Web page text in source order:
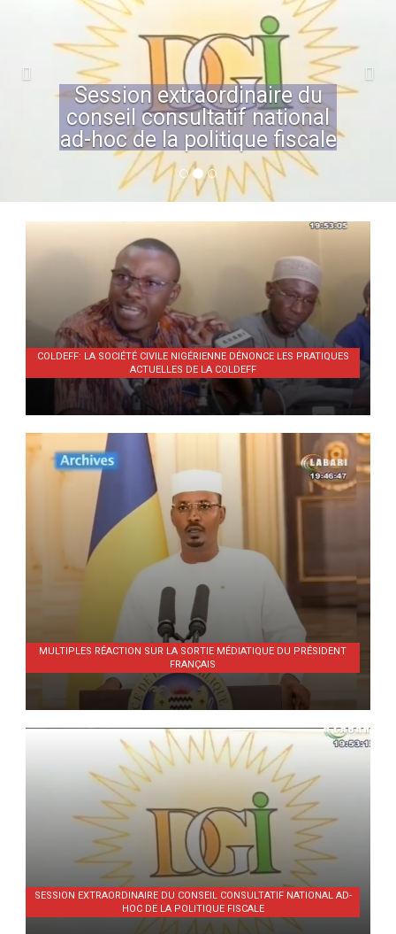
Session extraordinaire du
conseil consultatif national
ad-hoc de la politique fiscale
COLDEFF: LA SOCIÉTÉ CIVILE NIGÉRIENNE DÉNONCE LES PRATIQUES
ACTUELLES DE LA COLDEFF
MULTIPLES RÉACTION SUR LA SORTIE MÉDIATIQUE DU PRÉSIDENT
FRANÇAIS
SESSION EXTRAORDINAIRE DU CONSEIL CONSULTATIF NATIONAL AD-
HOC DE LA POLITIQUE FISCALE